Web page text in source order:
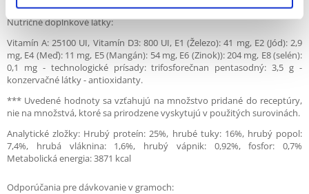
Nutričné doplnkové látky:
Vitamín A: 25100 UI, Vitamín D3: 800 UI, E1 (Železo): 41 mg, E2 (Jód): 2,9
mg, E4 (Meď): 11 mg, E5 (Mangán): 54 mg, E6 (Zinok)): 204 mg, E8 (selén):
0,1 mg - technologické prísady: trifosforečnan pentasodný: 3,5 g -
konzervačné látky - antioxidanty.
*** Uvedené hodnoty sa vzťahujú na množstvo pridané do receptúry,
nie na množstvá, ktoré sa prirodzene vyskytujú v použitých surovinách.
Analytické zložky: Hrubý proteín: 25%, hrubé tuky: 16%, hrubý popol:
7,4%, hrubá vláknina: 1,6%, hrubý vápnik: 0,92%, fosfor: 0,7%
Metabolická energia: 3871 kcal
Odporúčania pre dávkovanie v gramoch: